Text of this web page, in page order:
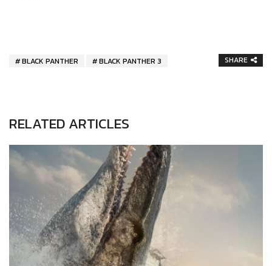
BLACK PANTHER BLACK PANTHER 3 SHARE
RELATED ARTICLES